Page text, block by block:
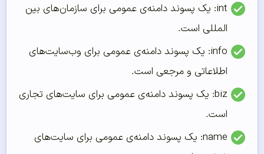
int: یک پسوند دامنه‌ی عمومی برای سازمان‌های بین
المللی است.
info: یک پسوند دامنه‌ی عمومی برای وب‌سایت‌های
اطلاعاتی و مرجعی است.
biz: یک پسوند دامنه‌ی عمومی برای سایت‌های تجاری
است.
name: یک پسوند دامنه‌ی عمومی برای سایت‌های